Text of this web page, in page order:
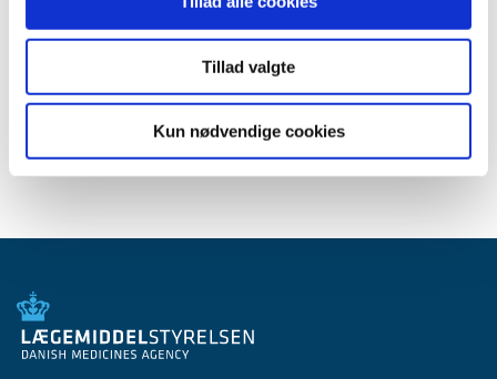
Tillad valgte
Kun nødvendige cookies
2008 (8)
2006 (9)